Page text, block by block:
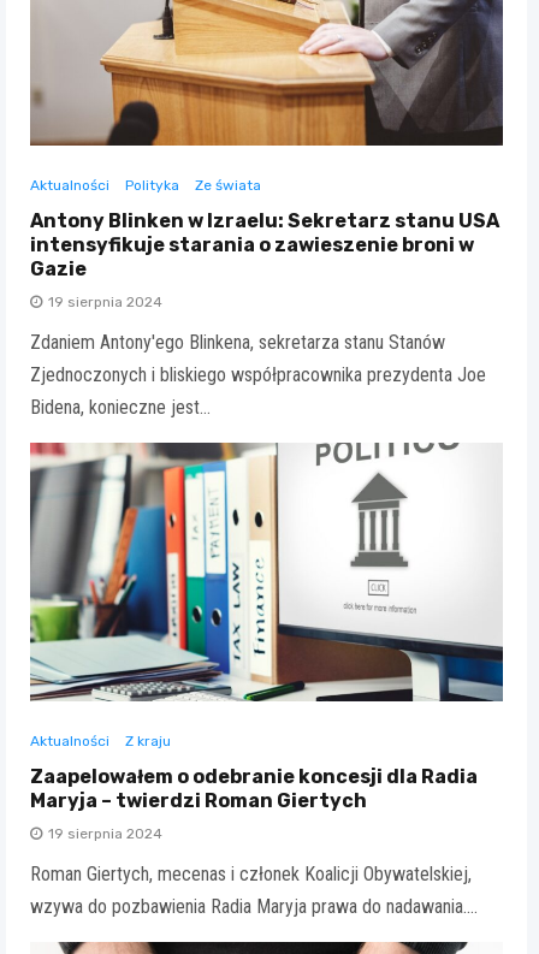
Aktualności Polityka Ze świata
Antony Blinken w Izraelu: Sekretarz stanu USA
intensyfikuje starania o zawieszenie broni w
Gazie
19 sierpnia 2024
Zdaniem Antony'ego Blinkena, sekretarza stanu Stanów
Zjednoczonych i bliskiego współpracownika prezydenta Joe
Bidena, konieczne jest…
Aktualności Z kraju
Zaapelowałem o odebranie koncesji dla Radia
Maryja – twierdzi Roman Giertych
19 sierpnia 2024
Roman Giertych, mecenas i członek Koalicji Obywatelskiej,
wzywa do pozbawienia Radia Maryja prawa do nadawania.…